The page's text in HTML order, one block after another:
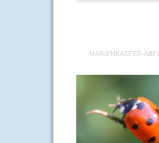
MARIENKAEFER-